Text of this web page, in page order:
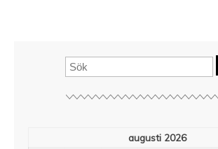
augusti 2026